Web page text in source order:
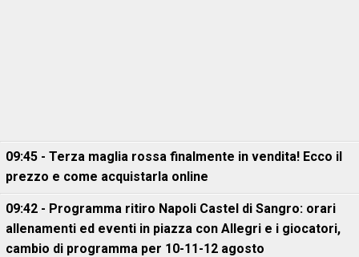
09:45 - Terza maglia rossa finalmente in vendita! Ecco il
prezzo e come acquistarla online
09:42 - Programma ritiro Napoli Castel di Sangro: orari
allenamenti ed eventi in piazza con Allegri e i giocatori,
cambio di programma per 10-11-12 agosto